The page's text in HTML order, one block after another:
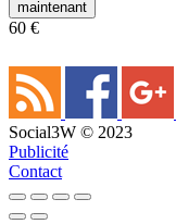
maintenant
60 €
Social3W © 2023
Publicité
Contact